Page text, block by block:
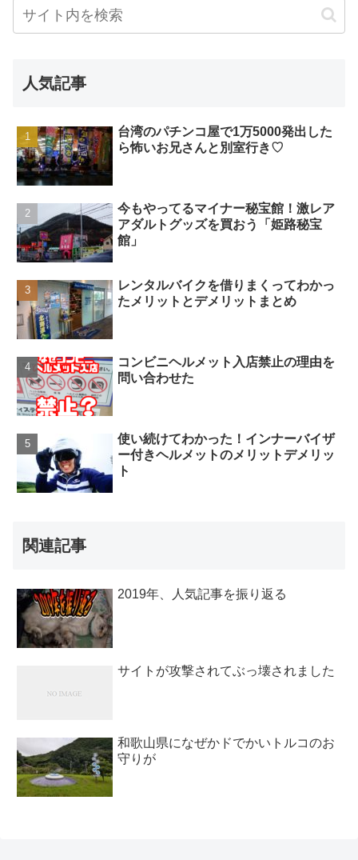
人気記事
台湾のパチンコ屋で1万5000発出した
ら怖いお兄さんと別室行き♡
今もやってるマイナー秘宝館！激レア
アダルトグッズを買おう「姫路秘宝
館」
レンタルバイクを借りまくってわかっ
たメリットとデメリットまとめ
コンビニヘルメット入店禁止の理由を
問い合わせた
使い続けてわかった！インナーバイザ
ー付きヘルメットのメリットデメリッ
ト
関連記事
2019年、人気記事を振り返る
サイトが攻撃されてぶっ壊されました
和歌山県になぜかドでかいトルコのお
守りが